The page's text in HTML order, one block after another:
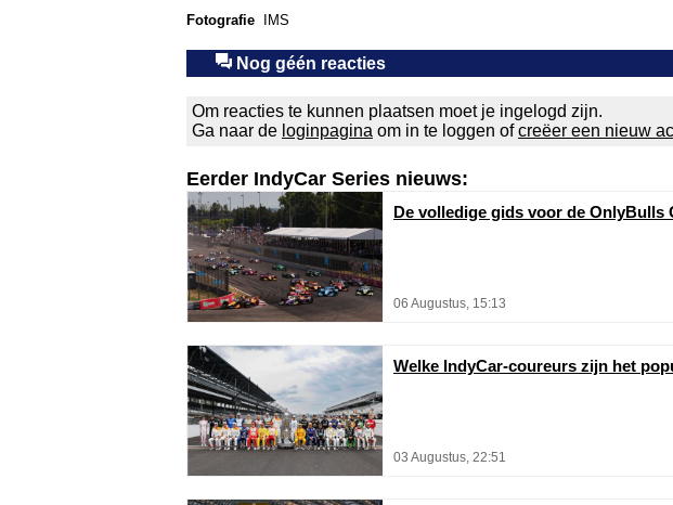
Fotografie IMS
Nog géén reacties
Om reacties te kunnen plaatsen moet je ingelogd zijn.
Ga naar de loginpagina om in te loggen ofcreëer een nieuw
Eerder IndyCar Series nieuws:
De volledige gids voor de OnlyBulls
06 Augustus, 15:13
Welke IndyCar-coureurs zijn het
03 Augustus, 22:51